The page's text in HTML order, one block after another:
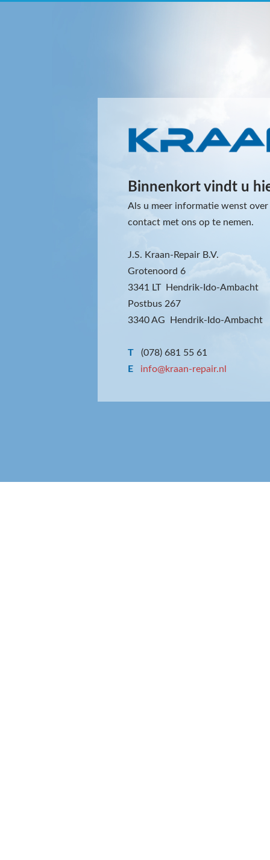
Binnenkort vindt u
Als u meer informatie wenst
contact met ons op te nemen.
J.S. Kraan-Repair B.V.
Grotenoord 6
3341 LT Hendrik-Ido-Ambacht
Postbus 267
3340 AG Hendrik-Ido-Ambacht
T
(078) 681 55 61
E
info@kraan-repair.nl